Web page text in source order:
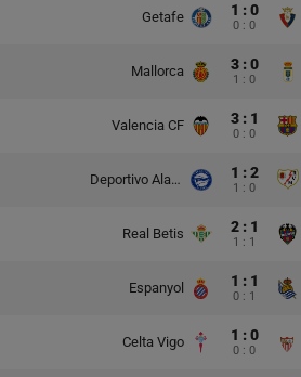
Getafe 1 : 0
0 : 0
Mallorca 3 : 0
1 : 0
Valencia CF 3 : 1
0 : 0
Deportivo Alaves 1 : 2
1 : 0
Real Betis 2 : 1
1 : 1
Espanyol 1 : 1
0 : 1
Celta Vigo 1 : 0
0 : 0